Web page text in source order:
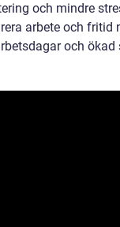
och mindre
arbete och fritid
och ökad